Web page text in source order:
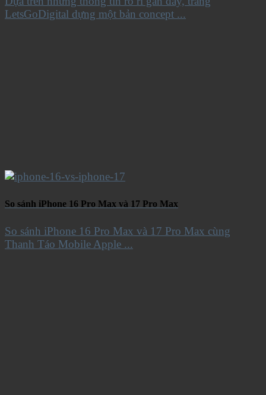
LetsGoDigital dựng một bản concept ...
So sánh iPhone 16 Pro Max và 17 Pro Max
So sánh iPhone 16 Pro Max và 17 Pro Max cùng
Thanh Táo Mobile Apple ...